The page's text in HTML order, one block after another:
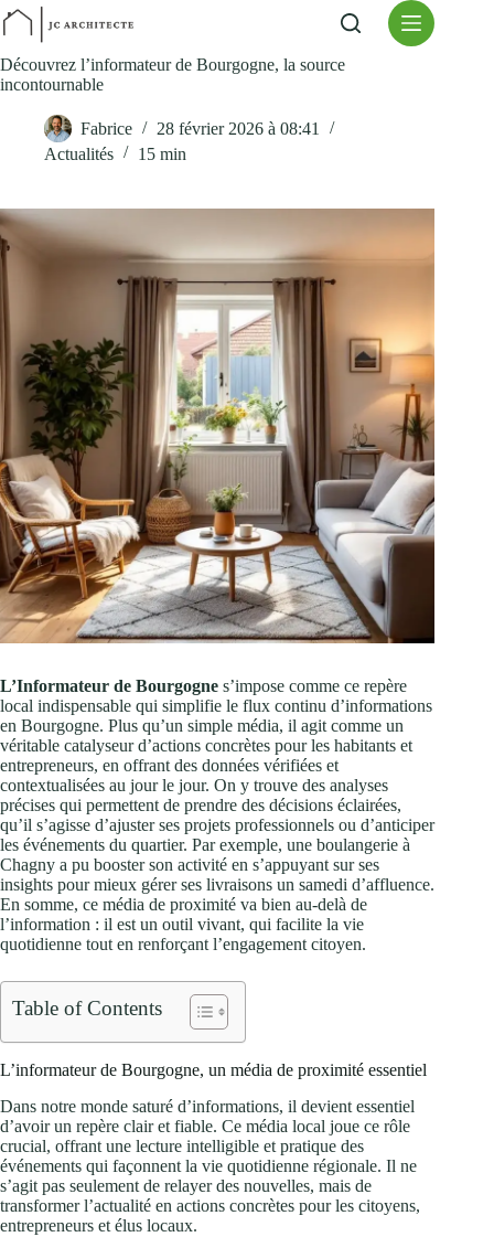
Passer
contenu
Découvrez l’informateur de Bourgogne, la source
incontournable
Fabrice
28 février 2026 à 08:41
Actualités
15 min
L’Informateur de Bourgogne s’impose comme ce repère
local indispensable qui simplifie le flux continu d’informations
en Bourgogne. Plus qu’un simple média, il agit comme un
véritable catalyseur d’actions concrètes pour les habitants et
entrepreneurs, en offrant des données vérifiées et
contextualisées au jour le jour. On y trouve des analyses
précises qui permettent de prendre des décisions éclairées,
qu’il s’agisse d’ajuster ses projets professionnels ou d’anticiper
les événements du quartier. Par exemple, une boulangerie à
Chagny a pu booster son activité en s’appuyant sur ses
insights pour mieux gérer ses livraisons un samedi d’affluence.
En somme, ce média de proximité va bien au-delà de
l’information : il est un outil vivant, qui facilite la vie
quotidienne tout en renforçant l’engagement citoyen.
Table of Contents
L’informateur de Bourgogne, un média de proximité essentiel
Dans notre monde saturé d’informations, il devient essentiel
d’avoir un repère clair et fiable. Ce média local joue ce rôle
crucial, offrant une lecture intelligible et pratique des
événements qui façonnent la vie quotidienne régionale. Il ne
s’agit pas seulement de relayer des nouvelles, mais de
transformer l’actualité en actions concrètes pour les citoyens,
entrepreneurs et élus locaux.